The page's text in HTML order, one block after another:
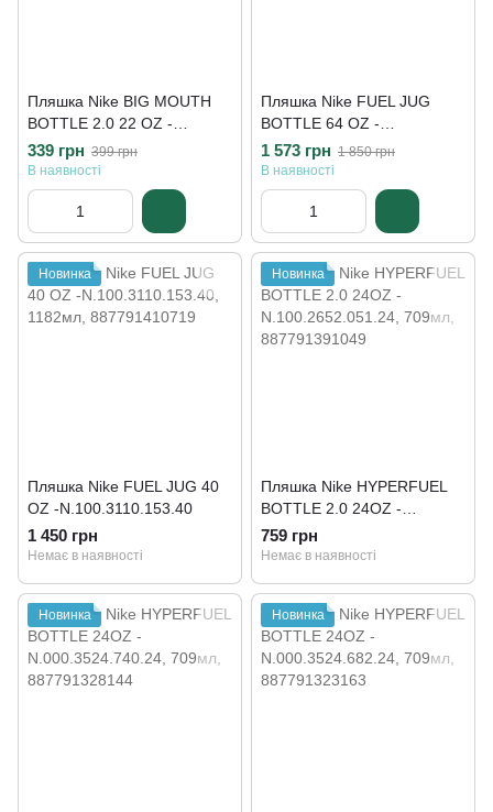
Пляшка Nike BIG MOUTH
BOTTLE 2.0 22 OZ -
N.000.0042.944.22
339 грн 399 грн
В наявності
Пляшка Nike FUEL JUG
BOTTLE 64 OZ -
N.100.3111.058.64
1 573 грн 1 850 грн
В наявності
Новинка
Пляшка Nike FUEL JUG 40
OZ -N.100.3110.153.40
1 450 грн
Немає в наявності
Новинка
Пляшка Nike HYPERFUEL
BOTTLE 2.0 24OZ -
N.100.2652.051.24
759 грн
Немає в наявності
Новинка Новинка